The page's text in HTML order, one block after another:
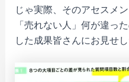
じゃ実際、そのアセスメ
「売れない人」何が違っ
した成果皆さんにお見せ